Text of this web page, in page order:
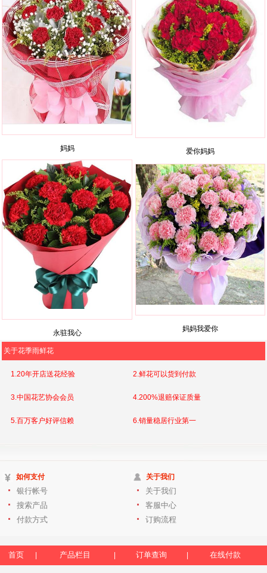
妈妈 爱你妈妈
永驻我心 妈妈我爱你
关于花季雨鲜花
1.20年开店送花经验 2.鲜花可以货到付款
3.中国花艺协会会员 4.200%退赔保证质量
5.百万客户好评信赖 6.销量稳居行业第一
如何支付 关于我们
银行帐号
关于我们
搜索产品
客服中心
付款方式
订购流程
首页 产品栏目 订单查询 在线付款